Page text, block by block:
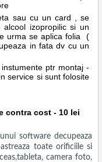
sau cu un card , se
izopropilic si un
urma se aplica folia (
in fata dv cu un
ptr montaj -
service si sunt folosite
contra cost - 10 lei
software decupeaza
toate orificiile si
camera foto,